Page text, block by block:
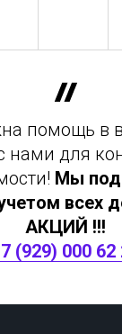
помощь в
нами для
Мы
всех
АКЦИЙ !!!
(929) 000 62